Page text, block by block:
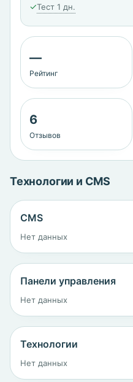
✓Тест 1 дн.
—
Рейтинг
6
Отзывов
Технологии и CMS
CMS
Нет данных
Панели управления
Нет данных
Технологии
Нет данных